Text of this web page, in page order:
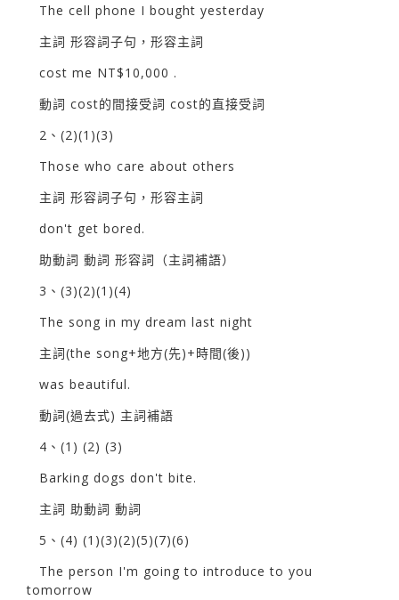
The cell phone I bought yesterday
主詞 形容詞子句，形容主詞
cost me NT$10,000 .
動詞 cost的間接受詞 cost的直接受詞
2、(2)(1)(3)
Those who care about others
主詞 形容詞子句，形容主詞
don't get bored.
助動詞 動詞 形容詞（主詞補語）
3、(3)(2)(1)(4)
The song in my dream last night
主詞(the song+地方(先)+時間(後))
was beautiful.
動詞(過去式) 主詞補語
4、(1) (2) (3)
Barking dogs don't bite.
主詞 助動詞 動詞
5、(4) (1)(3)(2)(5)(7)(6)
The person I'm going to introduce to you
tomorrow